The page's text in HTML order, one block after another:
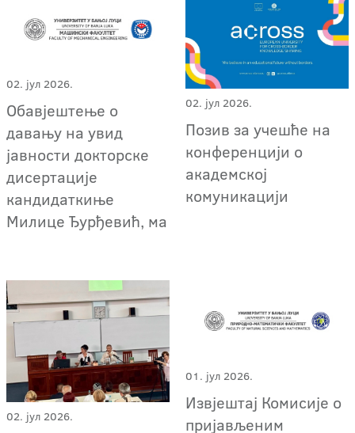
02. јул 2026.
Обавјештење о
давању на увид
јавности докторске
дисертације
кандидаткиње
Милице Ђурђевић, ма
02. јул 2026.
Позив за учешће на
конференцији о
академској
комуникацији
02. јул 2026.
01. јул 2026.
Извјештај Комисије о
пријављеним